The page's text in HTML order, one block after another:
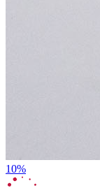
10%